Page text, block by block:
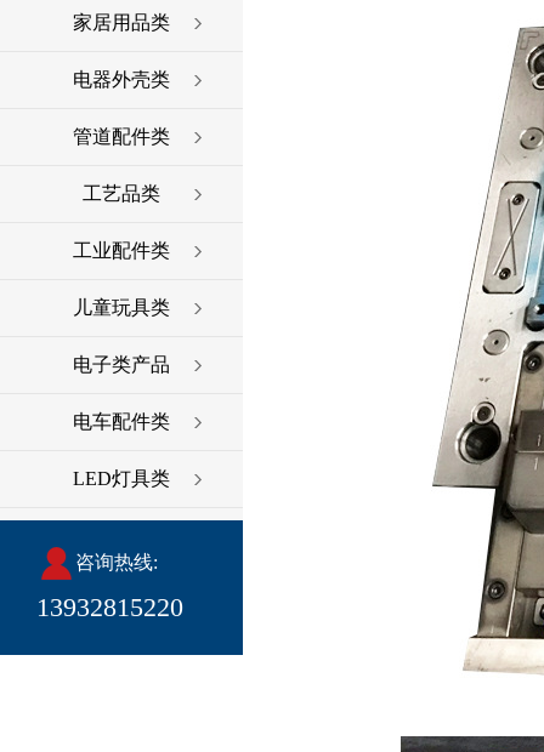
家居用品类
电器外壳类
管道配件类
工艺品类
工业配件类
儿童玩具类
电子类产品
电车配件类
LED灯具类
咨询热线:
13932815220